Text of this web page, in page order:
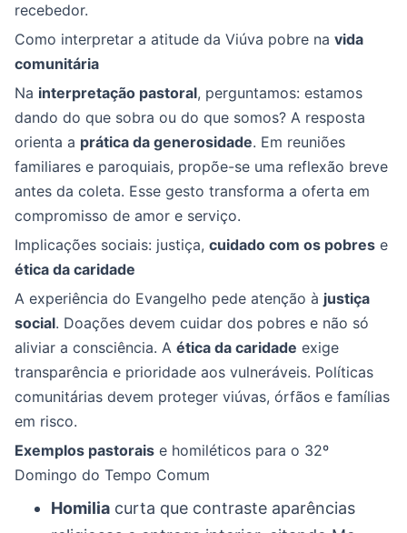
recebedor.
Como interpretar a atitude da Viúva pobre na vida
comunitária
Na interpretação pastoral, perguntamos: estamos
dando do que sobra ou do que somos? A resposta
orienta a prática da generosidade. Em reuniões
familiares e paroquiais, propõe-se uma reflexão breve
antes da coleta. Esse gesto transforma a oferta em
compromisso de amor e serviço.
Implicações sociais: justiça, cuidado com os pobres e
ética da caridade
A experiência do Evangelho pede atenção à justiça
social. Doações devem cuidar dos pobres e não só
aliviar a consciência. A ética da caridade exige
transparência e prioridade aos vulneráveis. Políticas
comunitárias devem proteger viúvas, órfãos e famílias
em risco.
Exemplos pastorais e homiléticos para o 32º
Domingo do Tempo Comum
Homilia curta que contraste aparências